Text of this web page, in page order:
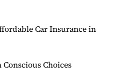
Car Insurance in
Choices